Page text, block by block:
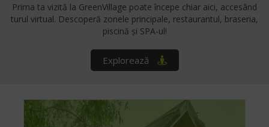
Prima ta vizită la GreenVillage poate începe chiar aici, accesând
turul virtual. Descoperă zonele principale, restaurantul, braseria,
piscină și SPA-ul!
Explorează